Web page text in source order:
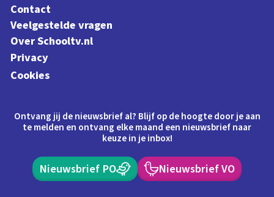
Contact
Veelgestelde vragen
Over Schooltv.nl
Privacy
Cookies
Ontvang jij de nieuwsbrief al? Blijf op de hoogte door je aan
te melden en ontvang elke maand een nieuwsbrief naar
keuze in je inbox!
Nieuwsbrief PO Nieuwsbrief VO